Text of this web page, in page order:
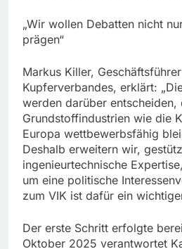
„Wir wollen Debatten nicht
prägen“
Markus Killer,
Kupferverbandes, erklärt:
werden darüber entscheiden,
Grundstoffindustrien wie die
Europa wettbewerbsfähig
Deshalb erweitern wir,
ingenieurtechnische
um eine politische
zum VIK ist dafür ein
Der erste Schritt erfolgte
Oktober 2025 verantwortet